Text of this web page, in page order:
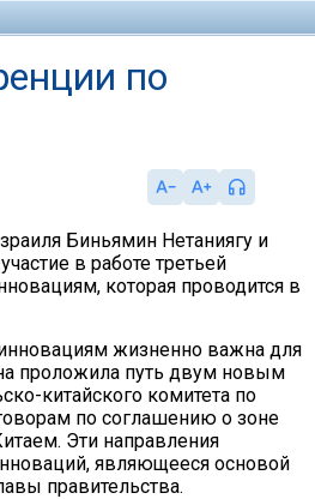
по
Биньямин Нетаниягу и
в работе третьей
которая проводится в
жизненно важна для
проложила путь двум новым
китайского комитета по
по соглашению о зоне
Эти направления
являющееся основой
правительства.